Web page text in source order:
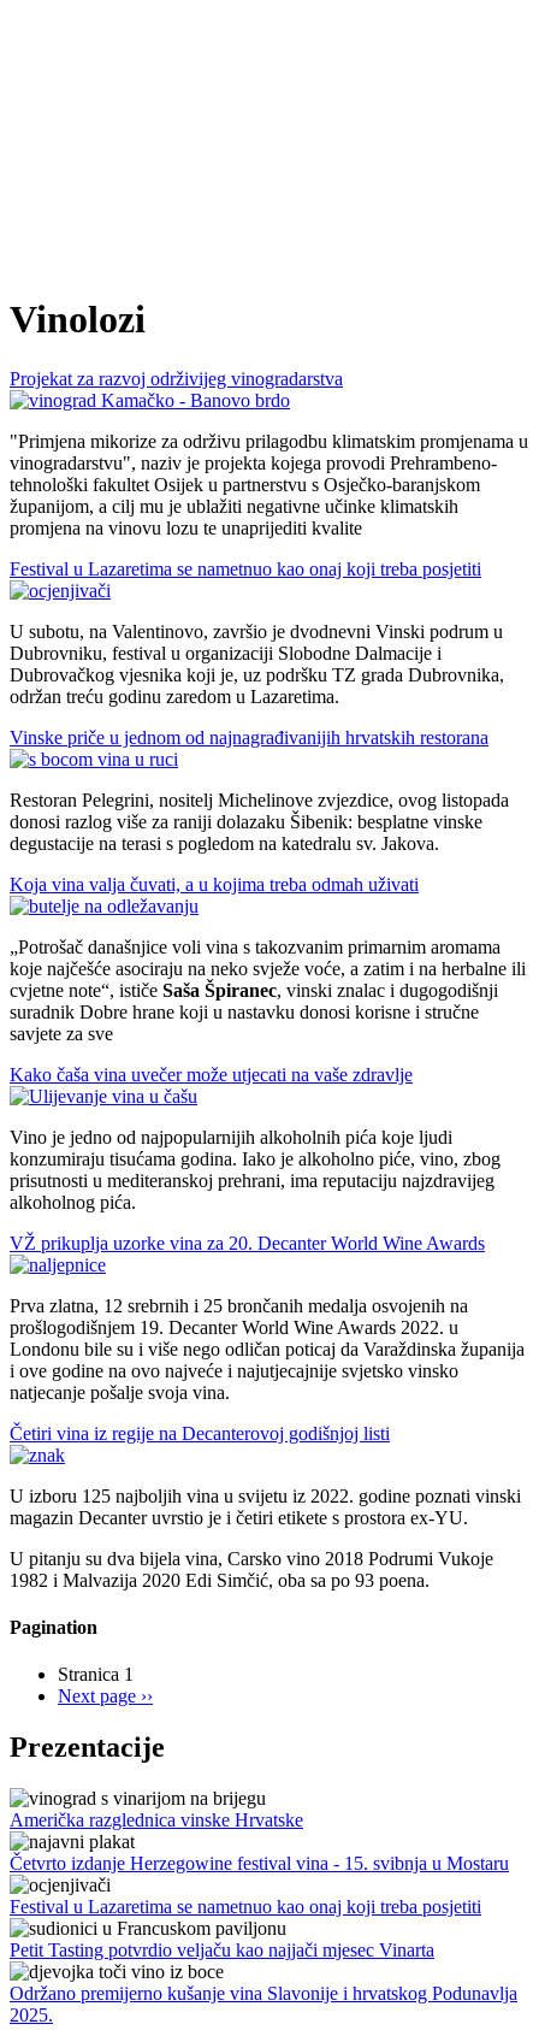
Vinolozi
Projekat za razvoj održivijeg vinogradarstva
"Primjena mikorize za održivu prilagodbu klimatskim promjenama u
vinogradarstvu", naziv je projekta kojega provodi Prehrambeno-
tehnološki fakultet Osijek u partnerstvu s Osječko-baranjskom
županijom, a cilj mu je ublažiti negativne učinke klimatskih
promjena na vinovu lozu te unaprijediti kvalite
Festival u Lazaretima se nametnuo kao onaj koji treba posjetiti
U subotu, na Valentinovo, završio je dvodnevni Vinski podrum u
Dubrovniku, festival u organizaciji Slobodne Dalmacije i
Dubrovačkog vjesnika koji je, uz podršku TZ grada Dubrovnika,
održan treću godinu zaredom u Lazaretima.
Vinske priče u jednom od najnagrađivanijih hrvatskih restorana
Restoran Pelegrini, nositelj Michelinove zvjezdice, ovog listopada
donosi razlog više za raniji dolazaku Šibenik: besplatne vinske
degustacije na terasi s pogledom na katedralu sv. Jakova.
Koja vina valja čuvati, a u kojima treba odmah uživati
Potrošač današnjice voli vina s takozvanim primarnim aromama
koje najčešće asociraju na neko svježe voće, a zatim i na herbalne ili
cvjetne note , ističe Saša Špiranec, vinski znalac i dugogodišnji
suradnik Dobre hrane koji u nastavku donosi korisne i stručne
savjete za sve
Kako čaša vina uvečer može utjecati na vaše zdravlje
Vino je jedno od najpopularnijih alkoholnih pića koje ljudi
konzumiraju tisućama godina. Iako je alkoholno piće, vino, zbog
prisutnosti u mediteranskoj prehrani, ima reputaciju najzdravijeg
alkoholnog pića.
VŽ prikuplja uzorke vina za 20. Decanter World Wine Awards
Prva zlatna, 12 srebrnih i 25 brončanih medalja osvojenih na
prošlogodišnjem 19. Decanter World Wine Awards 2022. u
Londonu bile su i više nego odličan poticaj da Varaždinska županija
i ove godine na ovo najveće i najutjecajnije svjetsko vinsko
natjecanje pošalje svoja vina.
Četiri vina iz regije na Decanterovoj godišnjoj listi
U izboru 125 najboljih vina u svijetu iz 2022. godine poznati vinski
magazin Decanter uvrstio je i četiri etikete s prostora ex-YU.
U pitanju su dva bijela vina, Carsko vino 2018 Podrumi Vukoje
1982 i Malvazija 2020 Edi Simčić, oba sa po 93 poena.
Pagination
Stranica 1
Next page ››
Prezentacije
Američka razglednica vinske Hrvatske
Četvrto izdanje Herzegowine festival vina - 15. svibnja u Mostaru
Festival u Lazaretima se nametnuo kao onaj koji treba posjetiti
Petit Tasting potvrdio veljaču kao najjači mjesec Vinarta
Održano premijerno kušanje vina Slavonije i hrvatskog Podunavlja
2025.